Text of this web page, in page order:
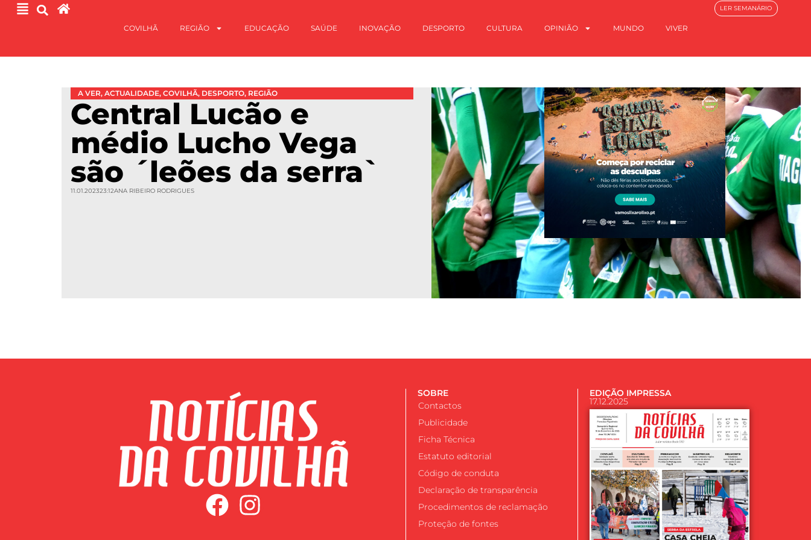
COVILHÃ REGIÃO EDUCAÇÃO SAÚDE INOVAÇÃO DESPORTO CULTURA OPINIÃO MUNDO VIVER
LER SEMANÁRIO
A VER, ACTUALIDADE, COVILHÃ, DESPORTO, REGIÃO
Central Lucão e
médio Lucho Vega
são ´leões da serra`
11.01.202323:12ANA RIBEIRO RODRIGUES
SOBRE
Contactos
Publicidade
Ficha Técnica
Estatuto editorial
Código de conduta
Declaração de transparência
Procedimentos de reclamação
Proteção de fontes
EDIÇÃO IMPRESSA
17.12.2025